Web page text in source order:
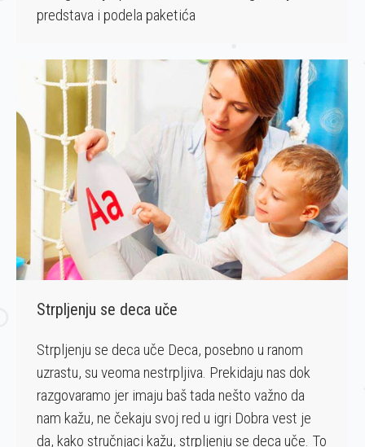
predstava i podela paketića
Strpljenju se deca uče
Strpljenju se deca uče Deca, posebno u ranom
uzrastu, su veoma nestrpljiva. Prekidaju nas dok
razgovaramo jer imaju baš tada nešto važno da
nam kažu, ne čekaju svoj red u igri Dobra vest je
da, kako stručnjaci kažu, strpljenju se deca uče. To